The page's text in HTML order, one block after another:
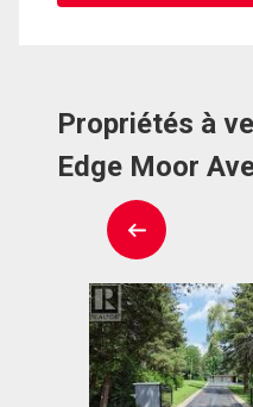
Propriétés à
Edge Moor